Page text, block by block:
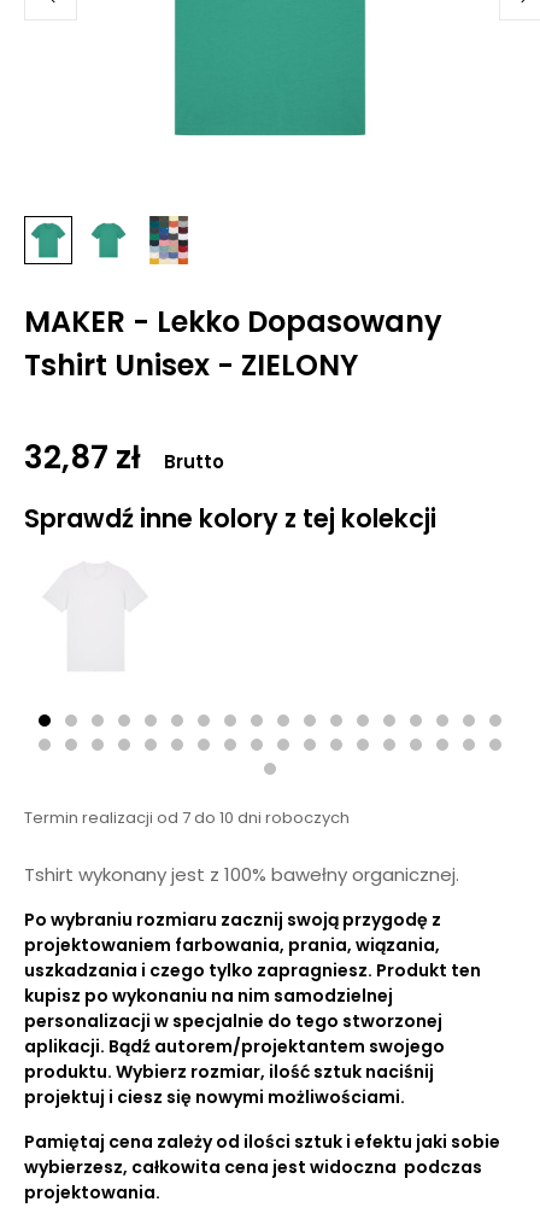
MAKER - Lekko Dopasowany
Tshirt Unisex - ZIELONY
32,87 zł Brutto
Sprawdź inne kolory z tej kolekcji
Termin realizacji od 7 do 10 dni roboczych
Tshirt wykonany jest z 100% bawełny organicznej.
Po wybraniu rozmiaru zacznij swoją przygodę z
projektowaniem farbowania, prania, wiązania,
uszkadzania i czego tylko zapragniesz. Produkt ten
kupisz po wykonaniu na nim samodzielnej
personalizacji w specjalnie do tego stworzonej
aplikacji. Bądź autorem/projektantem swojego
produktu. Wybierz rozmiar, ilość sztuk naciśnij
projektuj i ciesz się nowymi możliwościami.
Pamiętaj cena zależy od ilości sztuk i efektu jaki sobie
wybierzesz, całkowita cena jest widoczna podczas
projektowania.